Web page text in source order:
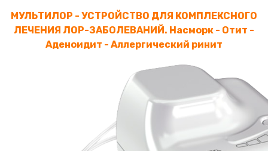
МУЛЬТИЛОР - УСТРОЙСТВО ДЛЯ КОМПЛЕКСНОГО
ЛЕЧЕНИЯ ЛОР-ЗАБОЛЕВАНИЙ. Насморк - Отит -
Аденоидит - Аллергический ринит